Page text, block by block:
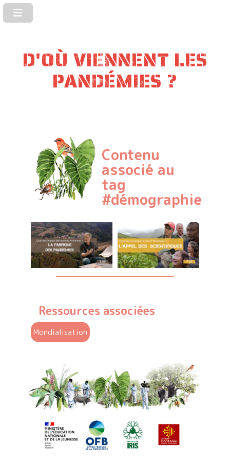
D'OÙ VIENNENT LES
PANDÉMIES ?
Contenu
associé au
tag
#démographie
Ressources associées
Mondialisation